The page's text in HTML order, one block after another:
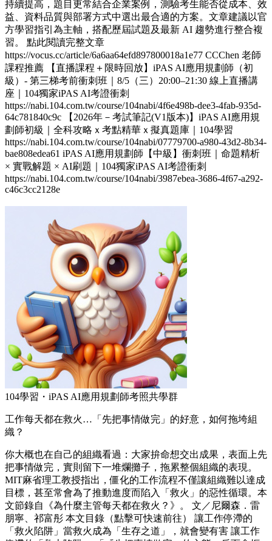
持續提高，題目更常結合企業案例，測驗考生能否從成本、效
益、資料品質與部署方式中選出最合適的方案。文章建議以官
方學習指引為主軸，搭配歷屆試題及最新 AI 趨勢進行整合複
習。 點此閱讀完整文章
https://vocus.cc/article/6a6aa64efd897800018a1e77 CCChen 老師
課程推薦 【直播課程＋限時回放】iPAS AI應用規劃師（初
級）- 第三梯考前衝刺班｜8/5（三）20:00–21:30 線上直播講
座｜104獨家iPAS AI考證衝刺
https://nabi.104.com.tw/course/104nabi/4f6e498b-dee3-4fab-935d-
64c781840c9c 【2026年－考試筆記(V1版本)】iPAS AI應用規
劃師初級｜全科攻略ｘ考點精華ｘ擬真題庫｜104學習
https://nabi.104.com.tw/course/104nabi/07779700-a980-43d2-8b34-
bae808edea61 iPAS AI應用規劃師【中級】衝刺班｜命題精析
× 實戰解題 × AI刷題​｜104獨家iPAS AI考證衝刺
https://nabi.104.com.tw/course/104nabi/3987ebea-3686-4f67-a292-
c46c3cc2128e
104學習・iPAS AI應用規劃師考照共學群
工作每天都在救火…「先把事情做完」的好意，如何拖垮組
織？
你大概也在自己的組織看過：大家拚命想交出成果，表面上先
把事情做完，實則留下一堆爛攤子，拖累整個組織的表現。
MIT麻省理工教授指出，僵化的工作流程不僅讓組織難以達成
目標，甚至常會為了推動進度而陷入「救火」的惡性循環。本
文節錄自《為什麼主管每天都在救火？》。 文／尼爾森．雷
朋寧、祁富彤 本文目錄（點擊可快速前往） 讓工作停滯的
「救火陷阱」當救火成為「生存之道」，就會變有害 讓工作